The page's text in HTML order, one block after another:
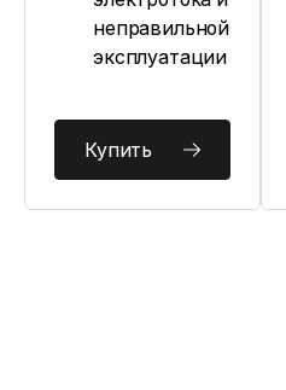
неправильной
эксплуатации
Купить